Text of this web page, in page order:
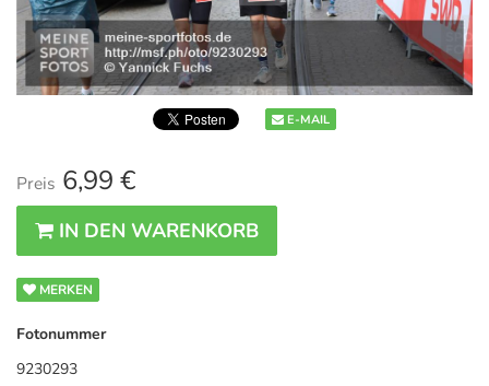
E-MAIL
Preis 6,99 €
IN DEN WARENKORB
MERKEN
Fotonummer
9230293